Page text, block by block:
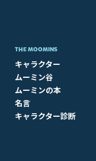
THE MOOMINS
キャラクター
ムーミン谷
ムーミンの本
名言
キャラクター診断